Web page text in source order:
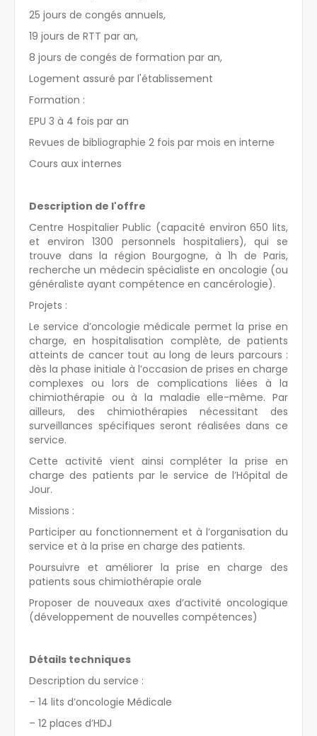
25 jours de congés annuels,
19 jours de RTT par an,
8 jours de congés de formation par an,
Logement assuré par l'établissement
Formation :
EPU 3 à 4 fois par an
Revues de bibliographie 2 fois par mois en interne
Cours aux internes
Description de l'offre
Centre Hospitalier Public (capacité environ 650 lits,
et environ 1300 personnels hospitaliers), qui se
trouve dans la région Bourgogne, à 1h de Paris,
recherche un médecin spécialiste en oncologie (ou
généraliste ayant compétence en cancérologie).
Projets :
Le service d’oncologie médicale permet la prise en
charge, en hospitalisation complète, de patients
atteints de cancer tout au long de leurs parcours :
dès la phase initiale à l’occasion de prises en charge
complexes ou lors de complications liées à la
chimiothérapie ou à la maladie elle-même. Par
ailleurs, des chimiothérapies nécessitant des
surveillances spécifiques seront réalisées dans ce
service.
Cette activité vient ainsi compléter la prise en
charge des patients par le service de l’Hôpital de
Jour.
Missions :
Participer au fonctionnement et à l’organisation du
service et à la prise en charge des patients.
Poursuivre et améliorer la prise en charge des
patients sous chimiothérapie orale
Proposer de nouveaux axes d’activité oncologique
(développement de nouvelles compétences)
Détails techniques
Description du service :
– 14 lits d’oncologie Médicale
– 12 places d’HDJ